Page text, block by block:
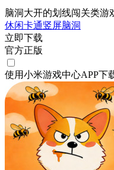
脑洞大开的划线闯关类游
休闲卡通竖屏脑洞
立即下载
官方正版
使用小米游戏中心APP下